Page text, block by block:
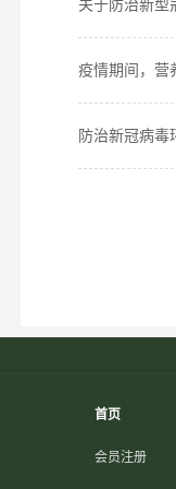
关于防治新型
疫情期间，营
防治新冠病毒
首页
会员注册